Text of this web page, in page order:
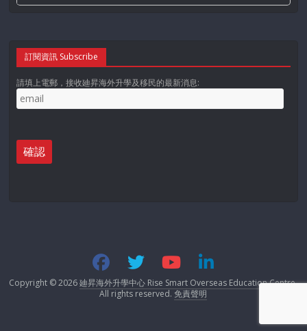
訂閱資訊 Subscribe
請填上電郵，接收廸昇海外升學及移民的最新消息:
Copyright © 2026廸昇海外升學中心 Rise Smart Overseas Education Centre.
All rights reserved.免責聲明